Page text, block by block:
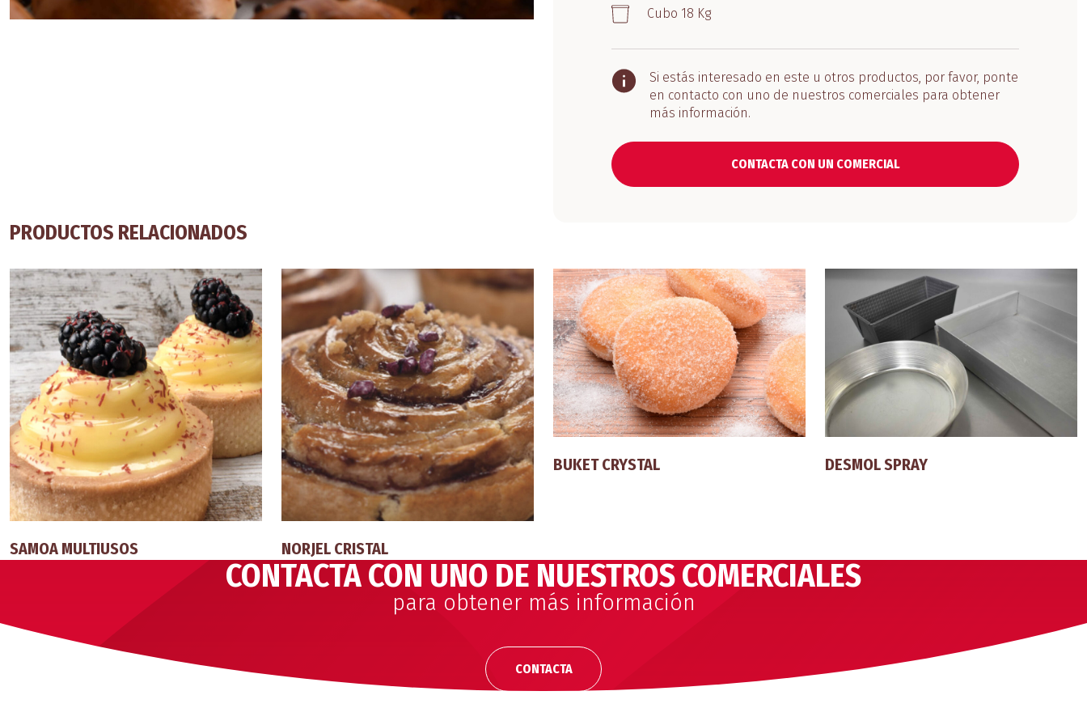
Cubo 18 Kg
Si estás interesado en este u otros productos, por favor, ponte
en contacto con uno de nuestros comerciales para obtener
más información.
CONTACTA CON UN COMERCIAL
PRODUCTOS RELACIONADOS
SAMOA MULTIUSOS NORJEL CRISTAL
BUKET CRYSTAL DESMOL SPRAY
CONTACTA CON UNO DE NUESTROS COMERCIALES
para obtener más información
CONTACTA